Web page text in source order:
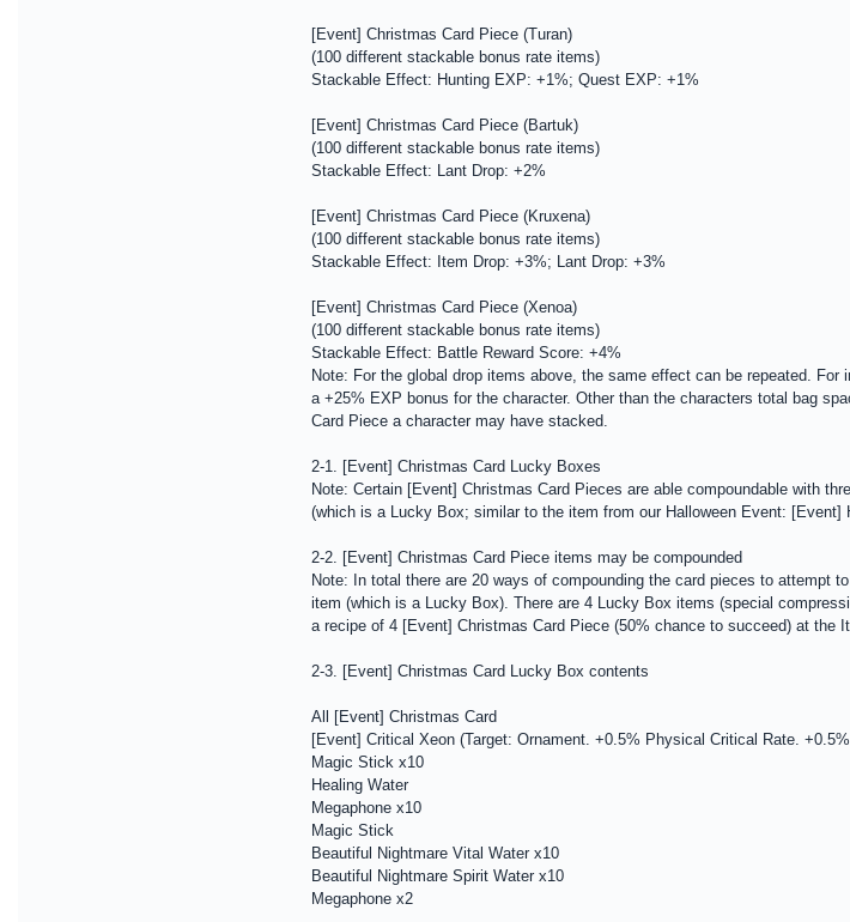
[Event] Christmas Card Piece (Turan)
(100 different stackable bonus rate items)
Stackable Effect: Hunting EXP: +1%; Quest EXP: +1%
[Event] Christmas Card Piece (Bartuk)
(100 different stackable bonus rate items)
Stackable Effect: Lant Drop: +2%
[Event] Christmas Card Piece (Kruxena)
(100 different stackable bonus rate items)
Stackable Effect: Item Drop: +3%; Lant Drop: +3%
[Event] Christmas Card Piece (Xenoa)
(100 different stackable bonus rate items)
Stackable Effect: Battle Reward Score: +4%
Note: For the global drop items above, the same effect can be repeated.
a +25% EXP bonus for the character. Other than the characters total bag
Card Piece a character may have stacked.
2-1. [Event] Christmas Card Lucky Boxes
Note: Certain [Event] Christmas Card Pieces are able compoundable with
(which is a Lucky Box; similar to the item from our Halloween Event: [Event]
2-2. [Event] Christmas Card Piece items may be compounded
Note: In total there are 20 ways of compounding the card pieces to attempt
item (which is a Lucky Box). There are 4 Lucky Box items (special
a recipe of 4 [Event] Christmas Card Piece (50% chance to succeed) at the
2-3. [Event] Christmas Card Lucky Box contents
All [Event] Christmas Card
[Event] Critical Xeon (Target: Ornament. +0.5% Physical Critical Rate.
Magic Stick x10
Healing Water
Megaphone x10
Magic Stick
Beautiful Nightmare Vital Water x10
Beautiful Nightmare Spirit Water x10
Megaphone x2